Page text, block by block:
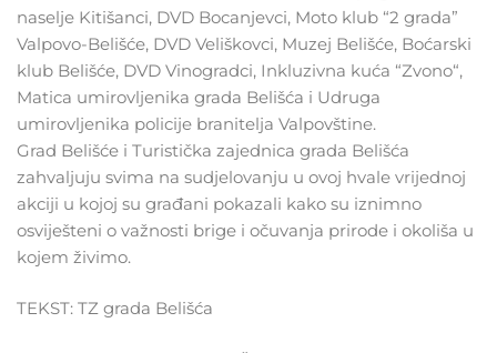
naselje Kitišanci, DVD Bocanjevci, Moto klub “2 grada”
Valpovo-Belišće, DVD Veliškovci, Muzej Belišće, Boćarski
klub Belišće, DVD Vinogradci, Inkluzivna kuća “Zvono“,
Matica umirovljenika grada Belišća i Udruga
umirovljenika policije branitelja Valpovštine.
Grad Belišće i Turistička zajednica grada Belišća
zahvaljuju svima na sudjelovanju u ovoj hvale vrijednoj
akciji u kojoj su građani pokazali kako su iznimno
osviješteni o važnosti brige i očuvanja prirode i okoliša u
kojem živimo.
TEKST: TZ grada Belišća